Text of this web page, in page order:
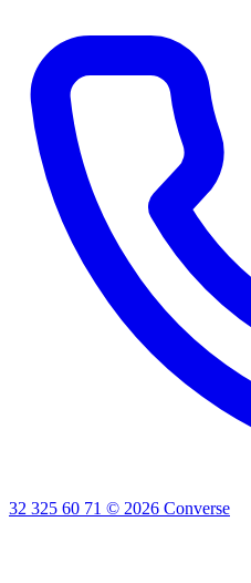
32 325 60 71 © 2026 Converse